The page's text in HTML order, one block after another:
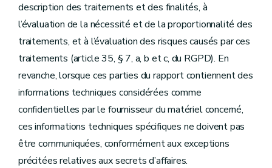
description des traitements et des finalités, à
l’évaluation de la nécessité et de la proportionnalité des
traitements, et à l’évaluation des risques causés par ces
traitements (article 35, § 7, a, b et c, du RGPD). En
revanche, lorsque ces parties du rapport contiennent des
informations techniques considérées comme
confidentielles par le fournisseur du matériel concerné,
ces informations techniques spécifiques ne doivent pas
être communiquées, conformément aux exceptions
précitées relatives aux secrets d’affaires.